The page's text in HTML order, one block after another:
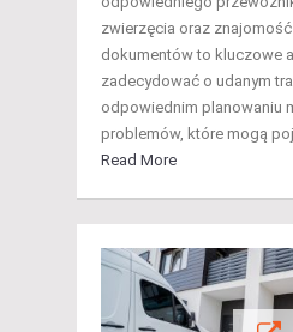
zwierzęcia oraz
dokumentów to kluczowe
zadecydować o udanym
odpowiednim planowaniu
problemów, które mogą
Read More